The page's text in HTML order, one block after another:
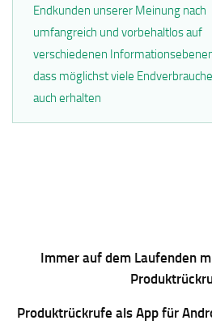
Endkunden unserer Meinung nach
umfangreich und vorbehaltlos auf
verschiedenen
dass möglichst viele
auch erhalten
Immer auf dem Laufenden
Produktrückrufe als App für